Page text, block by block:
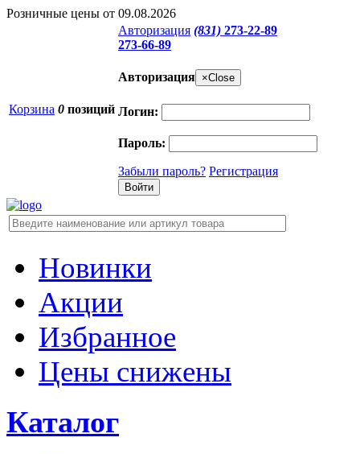
Розничные цены от 09.08.2026
Корзина 0 позиций
Авторизация (831) 273-22-89
273-66-89
Авторизация ×Close
Логин:
Пароль:
Забыли пароль? Регистрация
Новинки
Акции
Избранное
Цены снижены
Каталог